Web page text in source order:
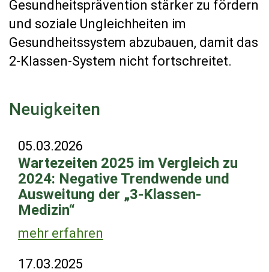
Gesundheitsprävention stärker zu fördern
und soziale Ungleichheiten im
Gesundheitssystem abzubauen, damit das
2-Klassen-System nicht fortschreitet.
Neuigkeiten
05.03.2026
Wartezeiten 2025 im Vergleich zu
2024: Negative Trendwende und
Ausweitung der „3-Klassen-
Medizin“
mehr erfahren
17.03.2025